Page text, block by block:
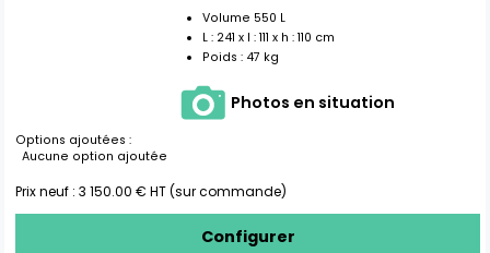
Volume 550 L
L : 241 x l :111 x h :110 cm
Poids : 47 kg
Photos en situation
Options ajoutées :
Aucune option ajoutée
Prix neuf :3 150.00 € HT (sur commande)
Configurer